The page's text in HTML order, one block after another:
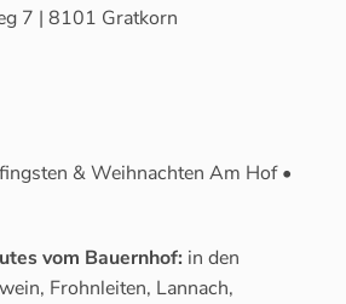
7 | 8101 Gratkorn
& Weihnachten Am Hof •
vom Bauernhof: in den
Frohnleiten, Lannach,